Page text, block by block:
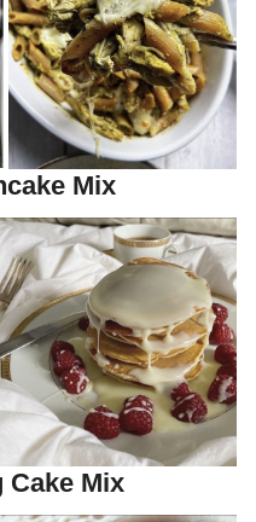
Mix
Cake Mix